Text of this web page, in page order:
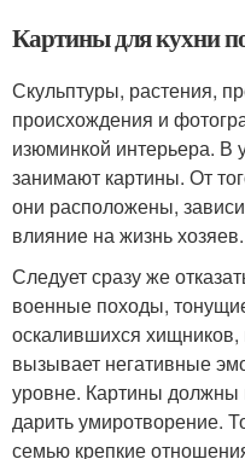
Картины для кухни
Скульптуры, растения,
происхождения и
изюминкой интерьера. В
занимают картины. От
они расположены,
влияние на жизнь хозяев.
Следует сразу же
военные походы,
оскалившихся
вызывает негативные
уровне. Картины должны
дарить умиротворение.
семью крепкие